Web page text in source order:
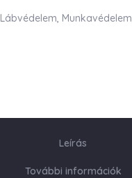
Lábvédelem, Munkavédelem
Leírás
További információk